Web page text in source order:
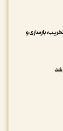
بازسازی و